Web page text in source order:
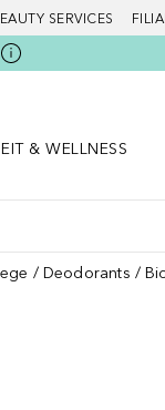
SERVICES
& WELLNESS
Deodorants